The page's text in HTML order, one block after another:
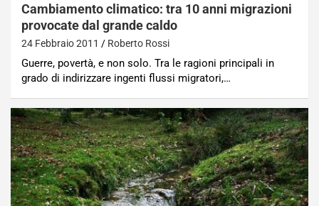
Cambiamento climatico: tra 10 anni migrazioni
provocate dal grande caldo
24 Febbraio 2011 Roberto Rossi
Guerre, povertà, e non solo. Tra le ragioni principali in
grado di indirizzare ingenti flussi migratori,…